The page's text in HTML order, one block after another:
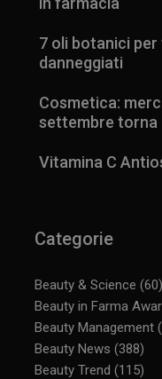
7 oli botanici
danneggiati
Cosmetica:
settembre torna
Vitamina C
Categorie
Beauty & Science (60)
Beauty in Farma
Beauty Management
Beauty News (388)
Beauty Trend (115)
_ga_YJ0035S3E9